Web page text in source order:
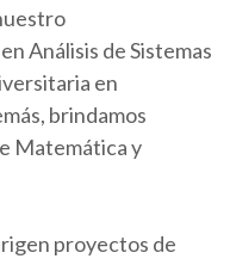
Análisis de Sistemas
en
brindamos
Matemática y
proyectos de